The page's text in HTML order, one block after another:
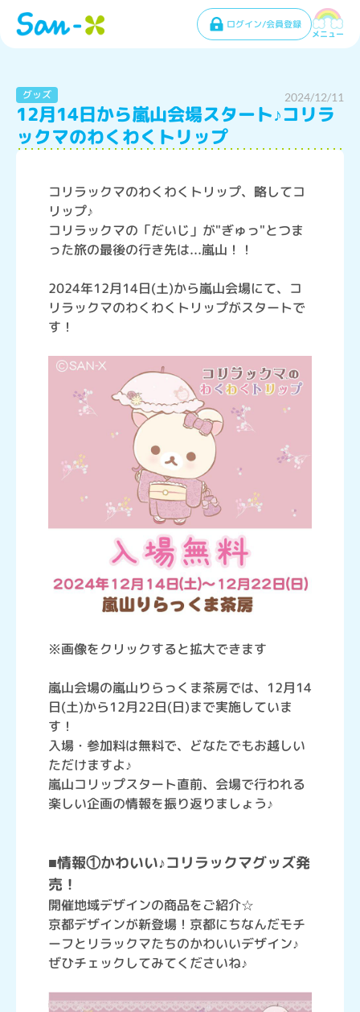
ログイン/会員登録
メニュー
グッズ 2024/12/11
12月14日から嵐山会場スタート♪コリラ
ックマのわくわくトリップ
コリラックマのわくわくトリップ、略してコ
リップ♪
コリラックマの「だいじ」が"ぎゅっ"とつま
った旅の最後の行き先は...嵐山！！
2024年12月14日(土)から嵐山会場にて、コ
リラックマのわくわくトリップがスタートで
す！
※画像をクリックすると拡大できます
嵐山会場の嵐山りらっくま茶房では、12月14
日(土)から12月22日(日)まで実施していま
す！
入場・参加料は無料で、どなたでもお越しい
ただけますよ♪
嵐山コリップスタート直前、会場で行われる
楽しい企画の情報を振り返りましょう♪
■情報①かわいい♪コリラックマグッズ発
売！
開催地域デザインの商品をご紹介☆
京都デザインが新登場！京都にちなんだモチ
ーフとリラックマたちのかわいいデザイン♪
ぜひチェックしてみてくださいね♪